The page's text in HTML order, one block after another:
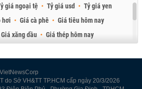
giá ngoại tệ Tỷ giá usd
Tỷ giá yen
hơi Giá cà phê
Giá tiêu hôm nay
Giá xăng dầu
Giá thép hôm nay
do Sở VH&TT TP.HCM cấp ngày 20/3/2026